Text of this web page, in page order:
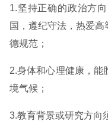
1.坚持正确的政治方
国，遵纪守法，热爱
德规范；
2.身体和心理健康，能
境气候；
3.教育背景或研究方向